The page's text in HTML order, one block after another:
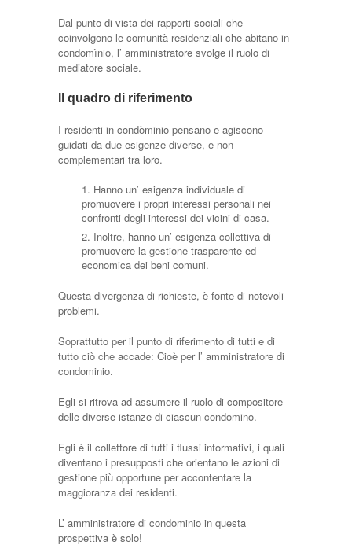
Dal punto di vista dei rapporti sociali che
coinvolgono le comunità residenziali che abitano in
condomìnio, l’ amministratore svolge il ruolo di
mediatore sociale.
Il quadro di riferimento
I residenti in condòminio pensano e agiscono
guidati da due esigenze diverse, e non
complementari tra loro.
Hanno un’ esigenza individuale di
promuovere i propri interessi personali nei
confronti degli interessi dei vicini di casa.
Inoltre, hanno un’ esigenza collettiva di
promuovere la gestione trasparente ed
economica dei beni comuni.
Questa divergenza di richieste, è fonte di notevoli
problemi.
Soprattutto per il punto di riferimento di tutti e di
tutto ciò che accade: Cioè per l’ amministratore di
condominio.
Egli si ritrova ad assumere il ruolo di compositore
delle diverse istanze di ciascun condomino.
Egli è il collettore di tutti i flussi informativi, i quali
diventano i presupposti che orientano le azioni di
gestione più opportune per accontentare la
maggioranza dei residenti.
L’ amministratore di condominio in questa
prospettiva è solo!